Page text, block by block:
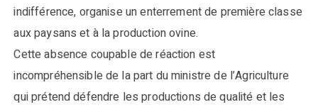
indifférence, organise un enterrement de première classe
aux paysans et à la production ovine.
Cette absence coupable de réaction est
incompréhensible de la part du ministre de l’Agriculture
qui prétend défendre les productions de qualité et les